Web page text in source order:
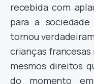
recebida com
para a
tornou
crianças francesas
mesmos direitos
do momento